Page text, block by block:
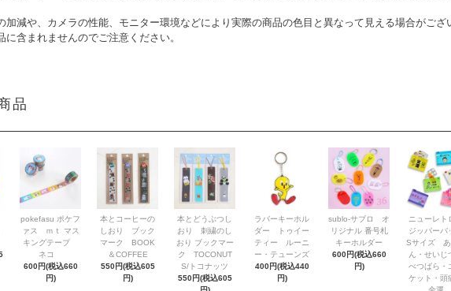
加減や、カメラの性能、モニター環境などにより実際の商品の色目と異なって見える場合がご
に含まれませんのでご注意ください。
品
pokefasu ポケフ
ァス ｍｔ マス
キングテープ
ネコ
600円(税込660
円)
本とコーヒーの
しおり ブック
マーク BOOK
＆COFFEE
550円(税込605
円)
本とどうぶつし
おり 刺繍のし
おり ブックマー
ク TOCONUT
S/トコナッツ
550円(税込605
ラバーキーホル
ダー トゥイー
ティー ルーニ
ー・テューンズ
400円(税込440
円)
sublo-サブロ オ
リジナル 番号札
キーホルダー
600円(税込660
円)
ニューレ
ジッパーバ
Sサイズ あ
ん・せいじ
べつばら・
ケット・頭